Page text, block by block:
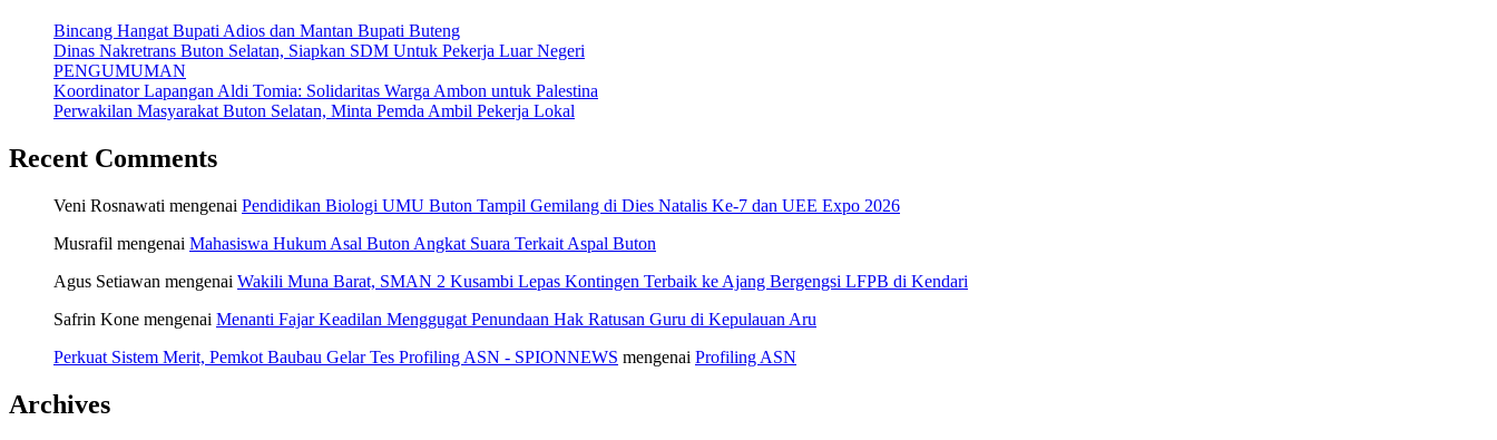
Bincang Hangat Bupati Adios dan Mantan Bupati Buteng
Dinas Nakretrans Buton Selatan, Siapkan SDM Untuk Pekerja Luar Negeri
PENGUMUMAN
Koordinator Lapangan Aldi Tomia: Solidaritas Warga Ambon untuk Palestina
Perwakilan Masyarakat Buton Selatan, Minta Pemda Ambil Pekerja Lokal
Recent Comments
Veni Rosnawati mengenai Pendidikan Biologi UMU Buton Tampil Gemilang di Dies Natalis Ke-7 dan UEE Expo 2026
Musrafil mengenai Mahasiswa Hukum Asal Buton Angkat Suara Terkait Aspal Buton
Agus Setiawan mengenai Wakili Muna Barat, SMAN 2 Kusambi Lepas Kontingen Terbaik ke Ajang Bergengsi LFPB di Kendari
Safrin Kone mengenai Menanti Fajar Keadilan Menggugat Penundaan Hak Ratusan Guru di Kepulauan Aru
Perkuat Sistem Merit, Pemkot Baubau Gelar Tes Profiling ASN - SPIONNEWS mengenai Profiling ASN
Archives